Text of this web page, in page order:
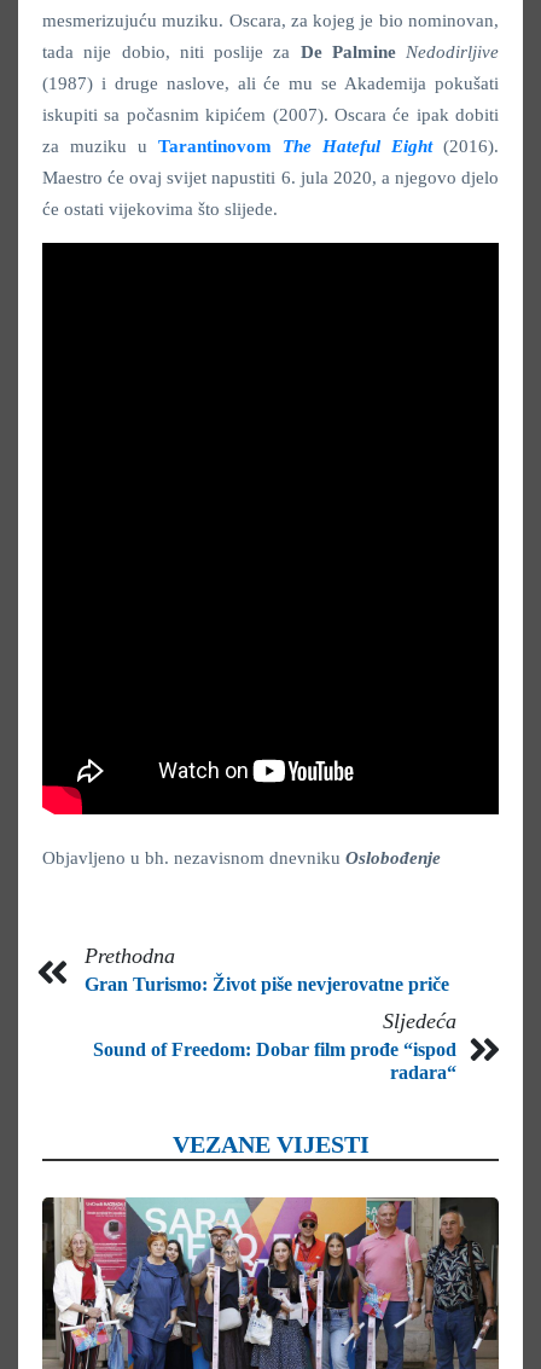
mesmerizujuću muziku. Oscara, za kojeg je bio nominovan,
tada nije dobio, niti poslije za De Palmine Nedodirljive
(1987) i druge naslove, ali će mu se Akademija pokušati
iskupiti sa počasnim kipićem (2007). Oscara će ipak dobiti
za muziku u Tarantinovom The Hateful Eight (2016).
Maestro će ovaj svijet napustiti 6. jula 2020, a njegovo djelo
će ostati vijekovima što slijede.
Objavljeno u bh. nezavisnom dnevniku Oslobođenje
Prethodna
Gran Turismo: Život piše nevjerovatne priče
Sljedeća
Sound of Freedom: Dobar film prođe “ispod
radara“
VEZANE VIJESTI